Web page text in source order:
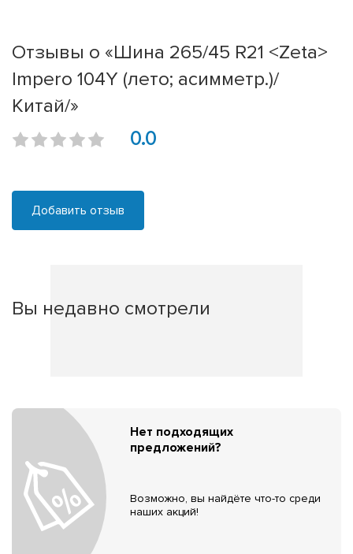
Отзывы о «Шина 265/45 R21 <Zeta>
Impero 104Y (лето; асимметр.)/
Китай/»
0.0
Добавить отзыв
Вы недавно смотрели
Нет подходящих
предложений?
Возможно, вы найдёте что-то среди
наших акций!